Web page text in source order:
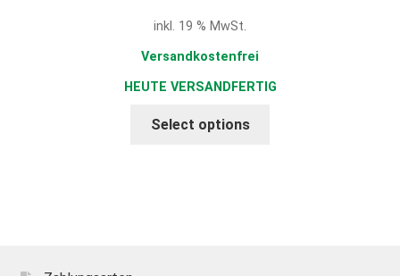
inkl. 19 % MwSt.
Versandkostenfrei
HEUTE VERSANDFERTIG
Select options